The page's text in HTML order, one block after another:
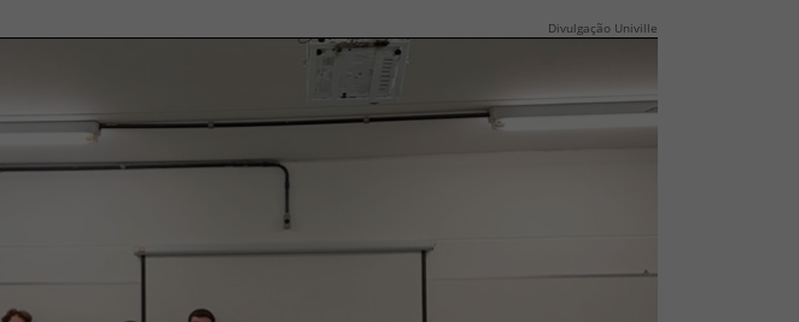
Divulgação Univille